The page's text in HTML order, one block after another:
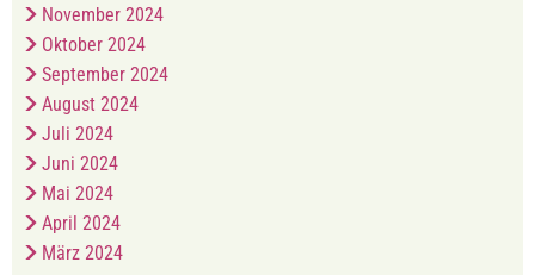
November 2024
Oktober 2024
September 2024
August 2024
Juli 2024
Juni 2024
Mai 2024
April 2024
März 2024